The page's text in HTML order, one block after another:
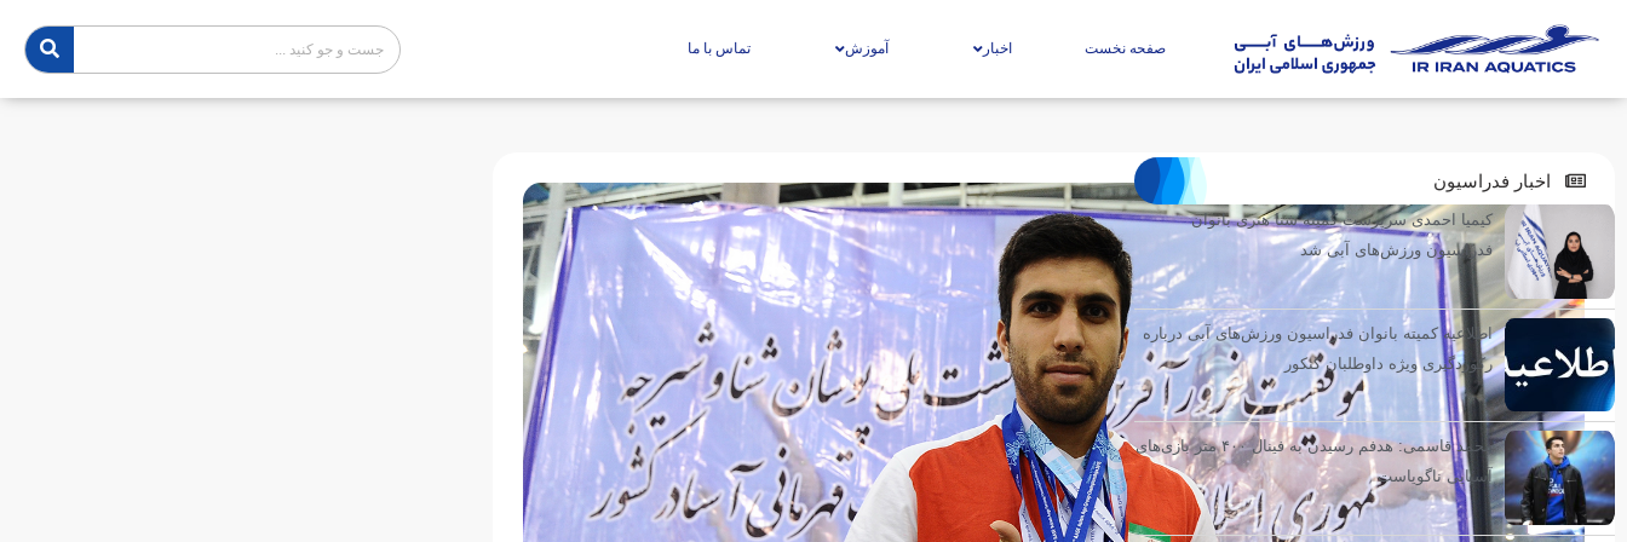
صفحه نخست اخبار آموزش تماس با ما
اخبار فدراسیون
کیمیا احمدی سرپرست کمیته شنا هنری بانوان
فدراسیون ورزش‌های آبی شد
اطلاعیه کمیته بانوان فدراسیون ورزش‌های آبی درباره
رکوردگیری ویژه داوطلبان کنکور
محمد قاسمی: هدفم رسیدن به فینال ۴۰۰ متر بازی‌های
آسیایی ناگویاست